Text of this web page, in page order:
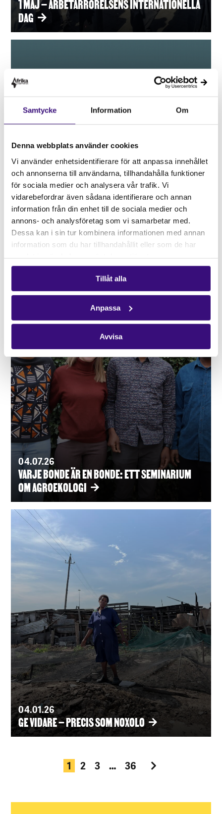
Samtycke Information Om
Denna webbplats använder cookies
Vi använder enhetsidentifierare för att anpassa innehållet
och annonserna till användarna, tillhandahålla funktioner
för sociala medier och analysera vår trafik. Vi
vidarebefordrar även sådana identifierare och annan
information från din enhet till de sociala medier och
annons- och analysföretag som vi samarbetar med.
Dessa kan i sin tur kombinera informationen med annan
information som du har tillhandahållit eller som de har
Tillåt alla
Anpassa
Avvisa
1 MAJ – ARBETARRÖRELSENS INTERNATIONELLA
DAG
04.15.26
INSAMLING PÅ STAN
04.07.26
VARJE BONDE ÄR EN BONDE: ETT SEMINARIUM
OM AGROEKOLOGI
04.01.26
GE VIDARE – PRECIS SOM NOXOLO
1 2 3 … 36